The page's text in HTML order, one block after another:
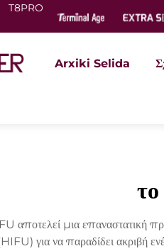
T8PRO
Arxiki Selida
αποτελεί μια επαναστατική
για να παραδίδει ακριβή